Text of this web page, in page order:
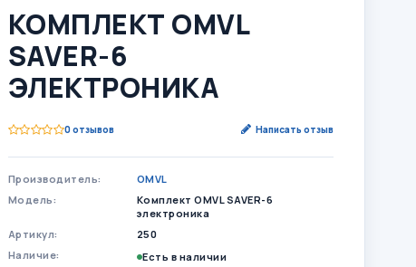
КОМПЛЕКТ OMVL
SAVER-6
ЭЛЕКТРОНИКА
0 отзывов Написать отзыв
Производитель:
OMVL
Модель:
Комплект OMVL SAVER-6
электроника
Артикул:
250
Наличие:
Есть в наличии